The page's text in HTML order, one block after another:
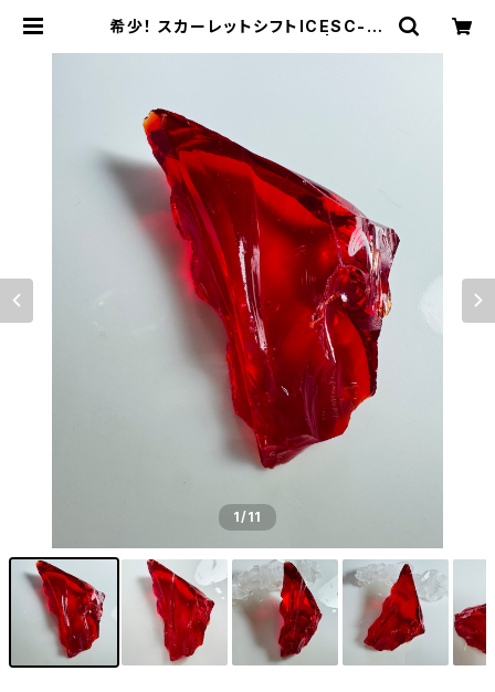
希少！ スカーレットシフトICESC-2/
1/11